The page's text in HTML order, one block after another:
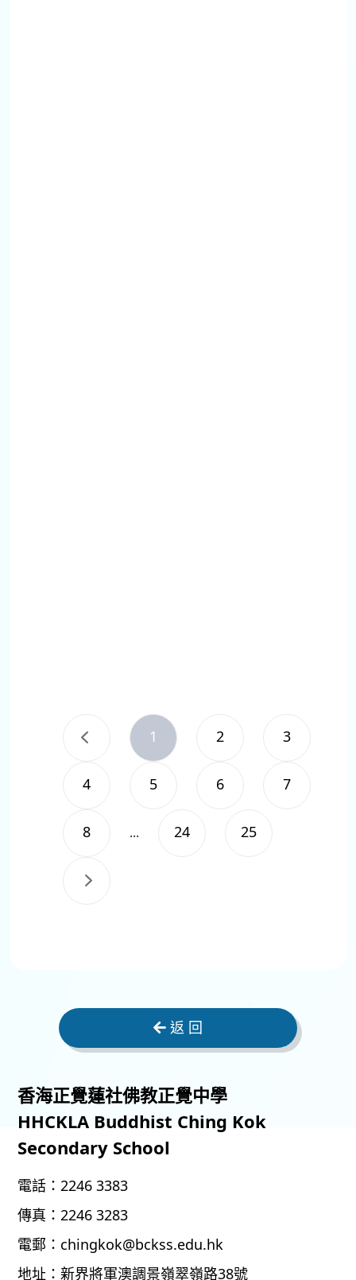
1 2 3
4 5 6 7
8 ... 24 25
返 回
香海正覺蓮社佛教正覺中學
HHCKLA Buddhist Ching Kok
Secondary School
電話： 2246 3383
傳真： 2246 3283
電郵： chingkok@bckss.edu.hk
地址： 新界將軍澳調景嶺翠嶺路38號